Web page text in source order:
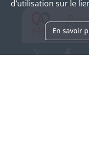
d’utilisation sur le
En savoir